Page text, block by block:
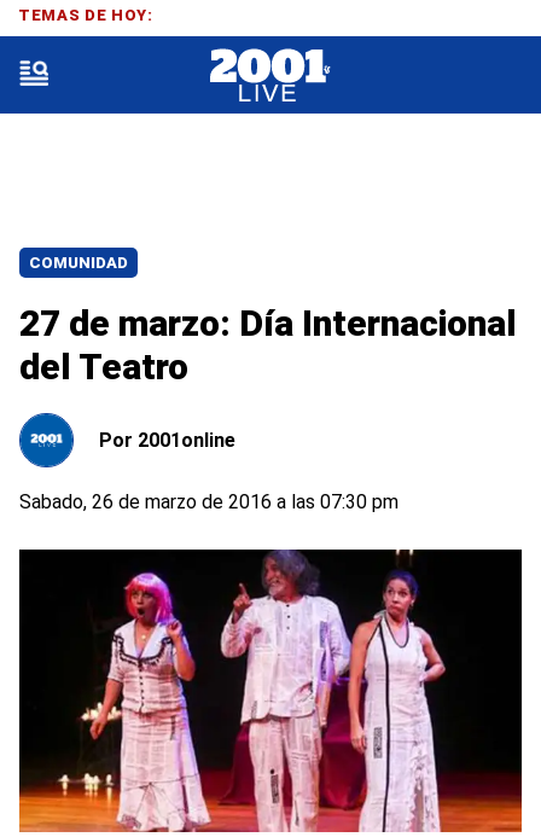
COMUNIDAD
27 de marzo: Día Internacional
del Teatro
Por 2001online
Sabado, 26 de marzo de 2016 a las 07:30 pm
TEMAS DE HOY: